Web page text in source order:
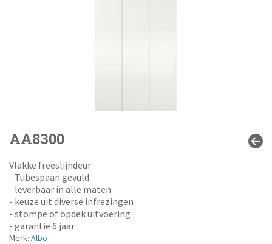
AA8300
Vlakke freeslijndeur
- Tubespaan gevuld
- leverbaar in alle maten
- keuze uit diverse infrezingen
- stompe of opdek uitvoering
- garantie 6 jaar
Merk: Albo